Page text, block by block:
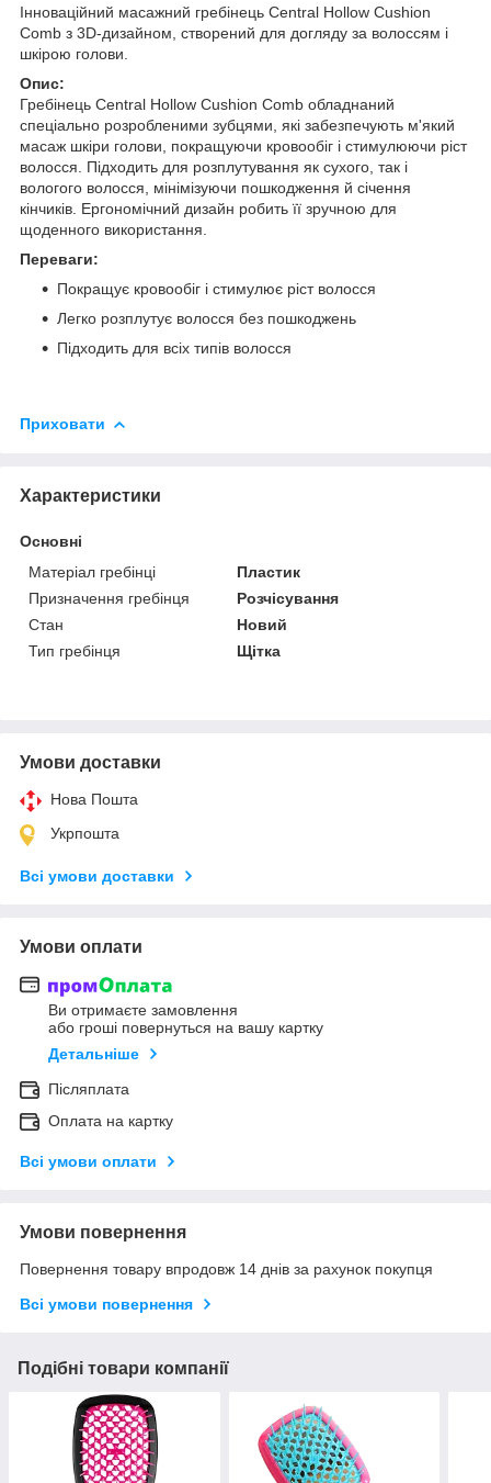
Інноваційний масажний гребінець Central Hollow Cushion
Comb з 3D-дизайном, створений для догляду за волоссям і
шкірою голови.
Опис:
Гребінець Central Hollow Cushion Comb обладнаний
спеціально розробленими зубцями, які забезпечують м'який
масаж шкіри голови, покращуючи кровообіг і стимулюючи ріст
волосся. Підходить для розплутування як сухого, так і
вологого волосся, мінімізуючи пошкодження й січення
кінчиків. Ергономічний дизайн робить її зручною для
щоденного використання.
Переваги:
Покращує кровообіг і стимулює ріст волосся
Легко розплутує волосся без пошкоджень
Підходить для всіх типів волосся
Приховати
Характеристики
Основні
Матеріал гребінці
Пластик
Призначення гребінця
Розчісування
Стан
Новий
Тип гребінця
Щітка
Умови доставки
Нова Пошта
Укрпошта
Всі умови доставки
Умови оплати
Ви отримаєте замовлення
або гроші повернуться на вашу картку
Детальніше
Післяплата
Оплата на картку
Всі умови оплати
Умови повернення
Повернення товару впродовж 14 днів за рахунок покупця
Всі умови повернення
Подібні товари компанії